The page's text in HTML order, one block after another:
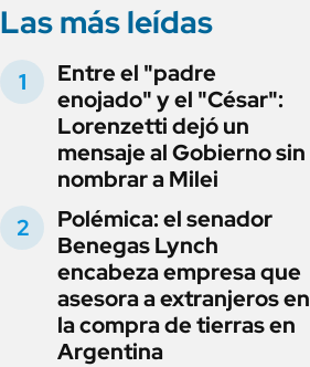
Las más leídas
Entre el "padre
enojado" y el "César":
Lorenzetti dejó un
mensaje al Gobierno sin
nombrar a Milei
Polémica: el senador
Benegas Lynch
encabeza empresa que
asesora a extranjeros en
la compra de tierras en
Argentina